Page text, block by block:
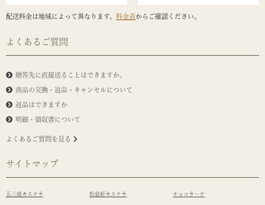
配送料金は地域によって異なります。 料金表からご確認ください。
よくあるご質問
贈答先に直接送ることはできますか。
商品の交換・返品・キャンセルについて
返品はできますか
明細・領収書について
よくあるご質問を見る
サイトマップ
五三焼カステラ 松翁軒カステラ チョコラーテ